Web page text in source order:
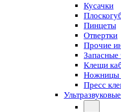
Кусачки
Пинцеты
Отвертки
Прочие
Запасные
Клещи
Ножницы
Пресс